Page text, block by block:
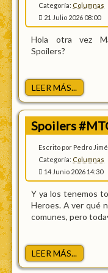
Categoría: Columnas
21 Julio 2026 08:00
Hola otra vez
Spoilers?
LEER MÁS...
Spoilers
Escrito por Pedro
Categoría: Columnas
14 Junio 2026 14:30
Y ya los tenemos
Heroes. A ver qué
comunes, pero
LEER MÁS...